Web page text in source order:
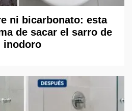
ni bicarbonato: esta
de sacar el sarro de
inodoro